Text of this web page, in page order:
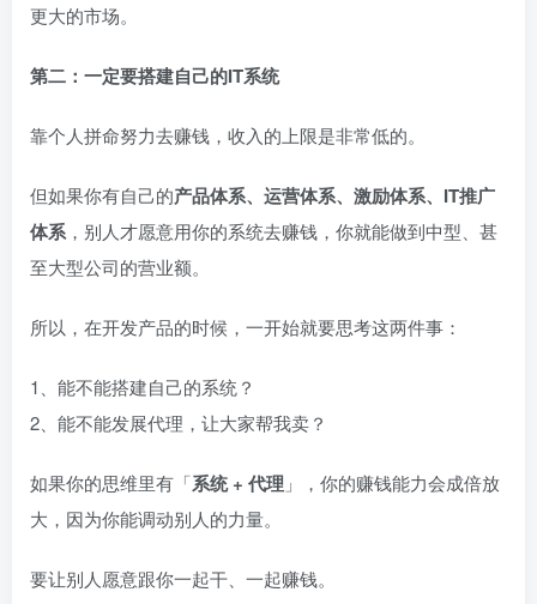
更大的市场。
第二：一定要搭建自己的IT系统
靠个人拼命努力去赚钱，收入的上限是非常低的。
但如果你有自己的产品体系、运营体系、激励体系、IT推广
体系 ，别人才愿意用你的系统去赚钱，你就能做到中型、甚
至大型公司的营业额。
所以，在开发产品的时候，一开始就要思考这两件事：
1、能不能搭建自己的系统？
2、能不能发展代理，让大家帮我卖？
如果你的思维里有「系统 + 代理 」，你的赚钱能力会成倍放
大，因为你能调动别人的力量。
要让别人愿意跟你一起干、一起赚钱。